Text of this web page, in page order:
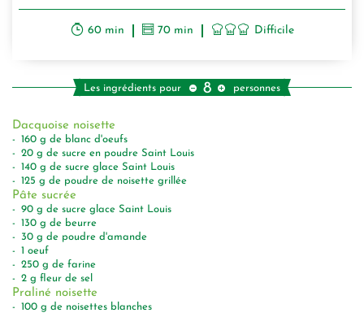
60 min 70 min Difficile
Les ingrédients pour 8 personnes
Dacquoise noisette
160 g de blanc d'oeufs
20 g de sucre en poudre Saint Louis
140 g de sucre glace Saint Louis
125 g de poudre de noisette grillée
Pâte sucrée
90 g de sucre glace Saint Louis
130 g de beurre
30 g de poudre d'amande
1 oeuf
250 g de farine
2 g fleur de sel
Praliné noisette
100 g de noisettes blanches